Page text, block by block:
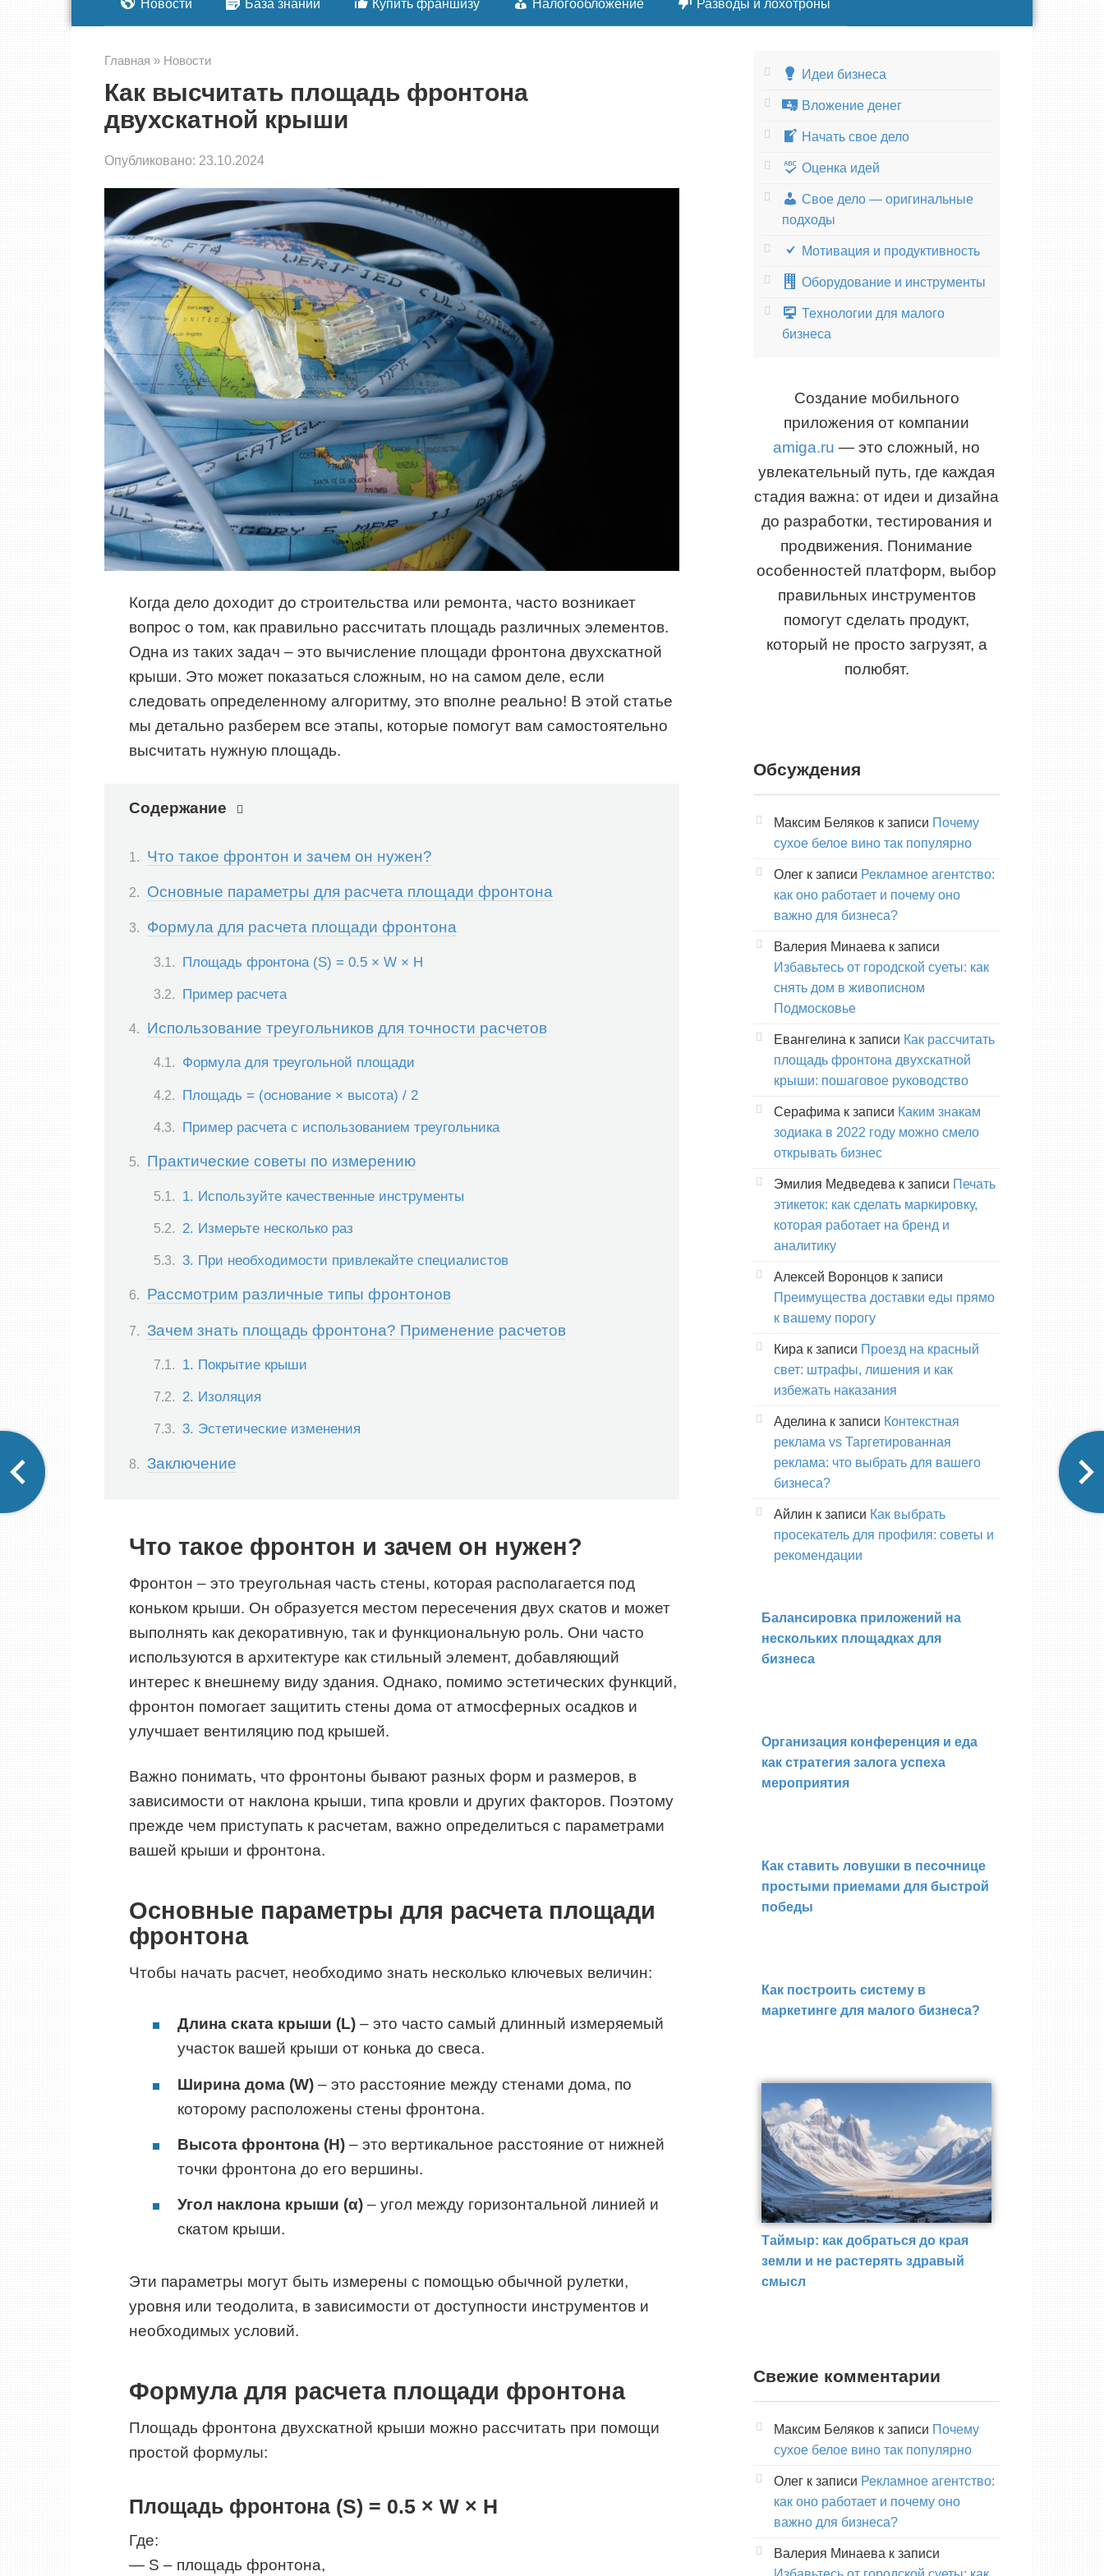
Новости База знаний Купить франшизу Налогообложение Разводы и лохотроны
Главная » Новости
Как высчитать площадь фронтона
двухскатной крыши
Опубликовано: 23.10.2024
Когда дело доходит до строительства или ремонта, часто возникает
вопрос о том, как правильно рассчитать площадь различных элементов.
Одна из таких задач – это вычисление площади фронтона двухскатной
крыши. Это может показаться сложным, но на самом деле, если
следовать определенному алгоритму, это вполне реально! В этой статье
мы детально разберем все этапы, которые помогут вам самостоятельно
высчитать нужную площадь.
Содержание
Что такое фронтон и зачем он нужен?
Основные параметры для расчета площади фронтона
Формула для расчета площади фронтона
Площадь фронтона (S) = 0.5 × W × H
Пример расчета
Использование треугольников для точности расчетов
Формула для треугольной площади
Площадь = (основание × высота) / 2
Пример расчета с использованием треугольника
Практические советы по измерению
1. Используйте качественные инструменты
2. Измерьте несколько раз
3. При необходимости привлекайте специалистов
Рассмотрим различные типы фронтонов
Зачем знать площадь фронтона? Применение расчетов
1. Покрытие крыши
2. Изоляция
3. Эстетические изменения
Заключение
Что такое фронтон и зачем он нужен?
Фронтон – это треугольная часть стены, которая располагается под
коньком крыши. Он образуется местом пересечения двух скатов и может
выполнять как декоративную, так и функциональную роль. Они часто
используются в архитектуре как стильный элемент, добавляющий
интерес к внешнему виду здания. Однако, помимо эстетических функций,
фронтон помогает защитить стены дома от атмосферных осадков и
улучшает вентиляцию под крышей.
Важно понимать, что фронтоны бывают разных форм и размеров, в
зависимости от наклона крыши, типа кровли и других факторов. Поэтому
прежде чем приступать к расчетам, важно определиться с параметрами
вашей крыши и фронтона.
Основные параметры для расчета площади
фронтона
Чтобы начать расчет, необходимо знать несколько ключевых величин:
Длина ската крыши (L) – это часто самый длинный измеряемый
участок вашей крыши от конька до свеса.
Ширина дома (W) – это расстояние между стенами дома, по
которому расположены стены фронтона.
Высота фронтона (H) – это вертикальное расстояние от нижней
точки фронтона до его вершины.
Угол наклона крыши (α) – угол между горизонтальной линией и
скатом крыши.
Эти параметры могут быть измерены с помощью обычной рулетки,
уровня или теодолита, в зависимости от доступности инструментов и
необходимых условий.
Формула для расчета площади фронтона
Площадь фронтона двухскатной крыши можно рассчитать при помощи
простой формулы:
Площадь фронтона (S) = 0.5 × W × H
Где:
— S – площадь фронтона,
Идеи бизнеса
Вложение денег
Начать свое дело
Оценка идей
Свое дело — оригинальные
подходы
Мотивация и продуктивность
Оборудование и инструменты
Технологии для малого
бизнеса
Создание мобильного
приложения от компании
amiga.ru — это сложный, но
увлекательный путь, где каждая
стадия важна: от идеи и дизайна
до разработки, тестирования и
продвижения. Понимание
особенностей платформ, выбор
правильных инструментов
помогут сделать продукт,
который не просто загрузят, а
полюбят.
Обсуждения
Максим Беляков к записи Почему
сухое белое вино так популярно
Олег к записи Рекламное агентство:
как оно работает и почему оно
важно для бизнеса?
Валерия Минаева к записи
Избавьтесь от городской суеты: как
снять дом в живописном
Подмосковье
Евангелина к записи Как рассчитать
площадь фронтона двухскатной
крыши: пошаговое руководство
Серафима к записи Каким знакам
зодиака в 2022 году можно смело
открывать бизнес
Эмилия Медведева к записи Печать
этикеток: как сделать маркировку,
которая работает на бренд и
аналитику
Алексей Воронцов к записи
Преимущества доставки еды прямо
к вашему порогу
Кира к записи Проезд на красный
свет: штрафы, лишения и как
избежать наказания
Аделина к записи Контекстная
реклама vs Таргетированная
реклама: что выбрать для вашего
бизнеса?
Айлин к записи Как выбрать
просекатель для профиля: советы и
рекомендации
Балансировка приложений на
нескольких площадках для
бизнеса
Организация конференция и еда
как стратегия залога успеха
мероприятия
Как ставить ловушки в песочнице
простыми приемами для быстрой
победы
Как построить систему в
маркетинге для малого бизнеса?
Таймыр: как добраться до края
земли и не растерять здравый
смысл
Свежие комментарии
Максим Беляков к записи Почему
сухое белое вино так популярно
Олег к записи Рекламное агентство:
как оно работает и почему оно
важно для бизнеса?
Валерия Минаева к записи